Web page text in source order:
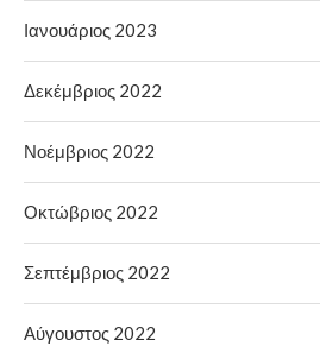
Ιανουάριος 2023
Δεκέμβριος 2022
Νοέμβριος 2022
Οκτώβριος 2022
Σεπτέμβριος 2022
Αύγουστος 2022